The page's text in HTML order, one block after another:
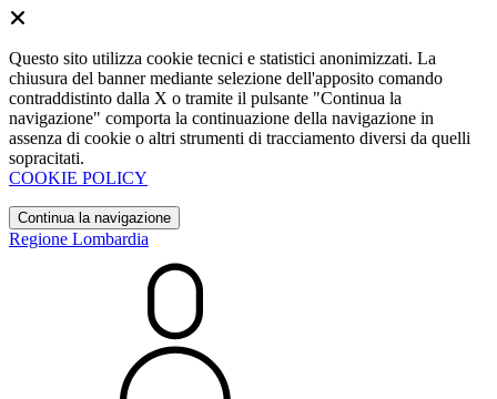
Questo sito utilizza cookie tecnici e statistici anonimizzati. La
chiusura del banner mediante selezione dell'apposito comando
contraddistinto dalla X o tramite il pulsante "Continua la
navigazione" comporta la continuazione della navigazione in
assenza di cookie o altri strumenti di tracciamento diversi da quelli
sopracitati.
COOKIE POLICY
Continua la navigazione
Regione Lombardia